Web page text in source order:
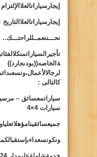
إيجارسياراتالعلا
إيجارسياراتالعلا
نحـــننعمــللراحتـــك..
ةالخاصه((بودىجارد))
كالتالى :
سياراتمعسائق –
سيارات 4×4